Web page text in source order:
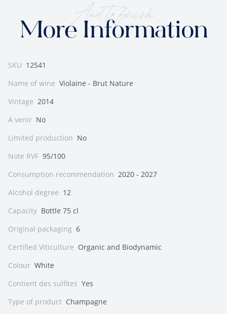
And to finish
More Information
SKU 12541
Name of wine Violaine - Brut Nature
Vintage 2014
A venir No
Limited production No
Note RVF 95/100
Consumption recommendation 2020 - 2027
Alcohol degree 12
Capacity Bottle 75 cl
Original packaging 6
Certified Viticulture Organic and Biodynamic
Colour White
Contient des sulfites Yes
Type of product Champagne